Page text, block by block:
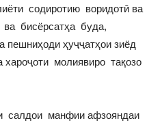
содиротию воридотӣ ва
ва бисёрсатҳа буда,
пешниҳоди ҳуҷҷатҳои зиёд
хароҷоти молиявиро тақозо
салдои манфии афзояндаи